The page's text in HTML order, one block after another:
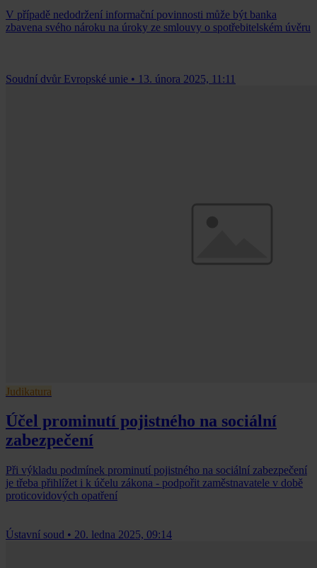
V případě nedodržení informační povinnosti může být banka
zbavena svého nároku na úroky ze smlouvy o spotřebitelském úvěru
Soudní dvůr Evropské unie • 13. února 2025, 11:11
Judikatura
Účel prominutí pojistného na sociální
zabezpečení
Při výkladu podmínek prominutí pojistného na sociální zabezpečení
je třeba přihlížet i k účelu zákona - podpořit zaměstnavatele v době
proticovidových opatření
Ústavní soud • 20. ledna 2025, 09:14